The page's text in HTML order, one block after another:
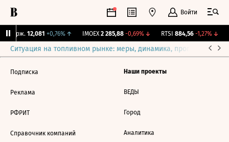
Войти
Бирж. 12,081 +0,76%↑ IMOEX 2 285,88 -0,69%↓ RTSI 884,56 -1,27%↓
Ситуация на топливном рынке: меры, динамика, прогнозы
Подписка
Реклама
РФРИТ
Справочник компаний
Наши проекты
ВЕДЫ
Город
Аналитика